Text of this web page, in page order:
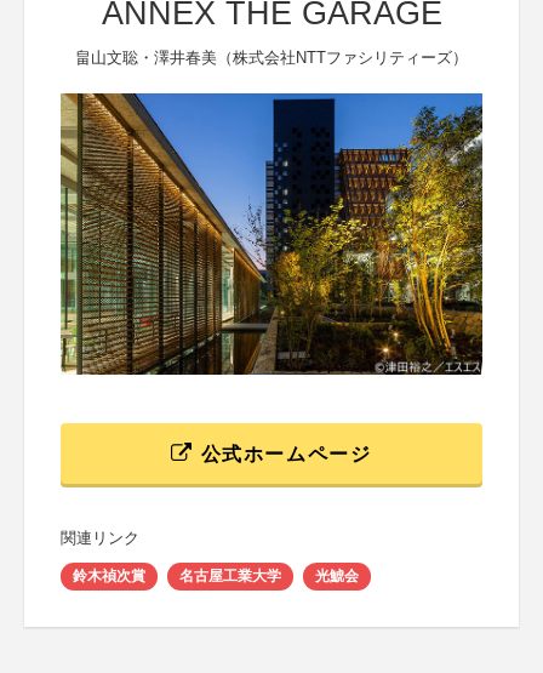
ANNEX THE GARAGE
畠山文聡・澤井春美（株式会社NTTファシリティーズ）
公式ホームページ
関連リンク
鈴木禎次賞 名古屋工業大学 光鯱会